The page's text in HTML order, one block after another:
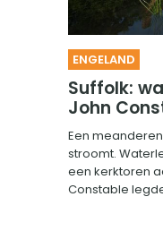
ENGELAND
Suffolk:
John
Een
stroomt.
een kerktoren
Constable